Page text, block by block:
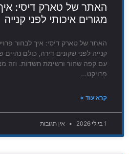
האתר של טארק דיסי:
מגורים איכותי לפני קנייה
האתר של טארק דיסי: איך לבחור
קנייה לפני שקונים דירה, כולם
עם קפה שחור ורשימת חשדות. וזה
פרויקט…
קרא עוד »
1 ביולי 2026 אין תגובות